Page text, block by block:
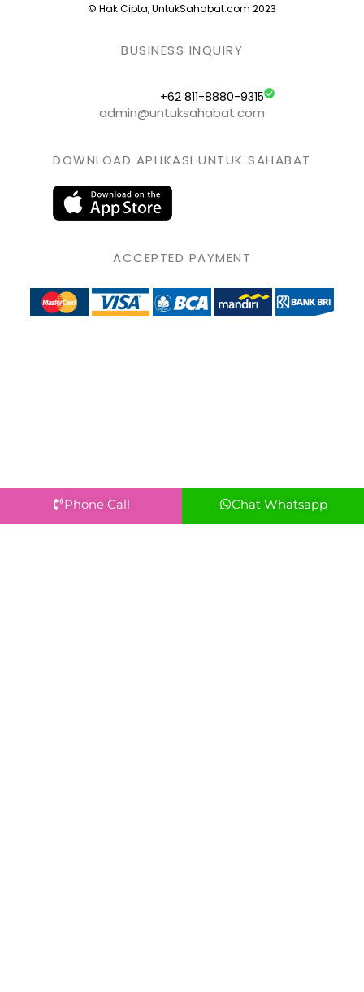
© Hak Cipta, UntukSahabat.com 2023
BUSINESS INQUIRY
+62 811-8880-9315
admin@untuksahabat.com
DOWNLOAD APLIKASI UNTUK SAHABAT
ACCEPTED PAYMENT
Phone Call Chat Whatsapp